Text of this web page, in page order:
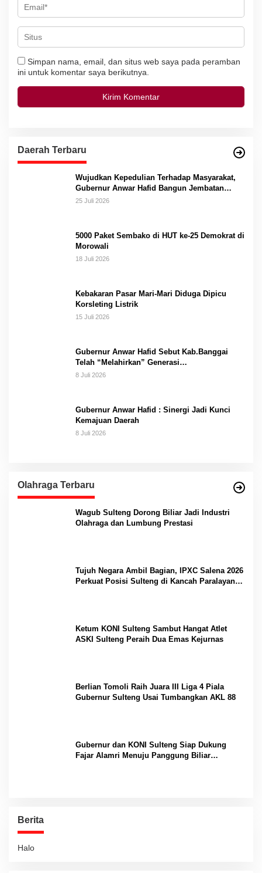
Simpan nama, email, dan situs web saya pada peramban
ini untuk komentar saya berikutnya.
Daerah Terbaru
Wujudkan Kepedulian Terhadap Masyarakat,
Gubernur Anwar Hafid Bangun Jembatan
Gantung Masungkang dengan Dana Pribadi
25 Juli 2026
5000 Paket Sembako di HUT ke-25 Demokrat di
Morowali
18 Juli 2026
Kebakaran Pasar Mari-Mari Diduga Dipicu
Korsleting Listrik
15 Juli 2026
Gubernur Anwar Hafid Sebut Kab.Banggai
Telah “Melahirkan” Generasi…
8 Juli 2026
Gubernur Anwar Hafid : Sinergi Jadi Kunci
Kemajuan Daerah
8 Juli 2026
Olahraga Terbaru
Wagub Sulteng Dorong Biliar Jadi Industri
Olahraga dan Lumbung Prestasi
Tujuh Negara Ambil Bagian, IPXC Salena 2026
Perkuat Posisi Sulteng di Kancah Paralayang
Ketum KONI Sulteng Sambut Hangat Atlet
ASKI Sulteng Peraih Dua Emas Kejurnas
Berlian Tomoli Raih Juara III Liga 4 Piala
Gubernur Sulteng Usai Tumbangkan AKL 88
Gubernur dan KONI Sulteng Siap Dukung
Fajar Alamri Menuju Panggung Biliar
Berita
Halo